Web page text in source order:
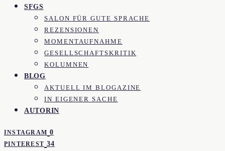
SFGS
SALON FÜR GUTE SPRACHE
REZENSIONEN
MOMENTAUFNAHME
GESELLSCHAFTSKRITIK
KOLUMNEN
BLOG
AKTUELL IM BLOGAZINE
IN EIGENER SACHE
AUTORIN
INSTAGRAM 0
PINTEREST 34